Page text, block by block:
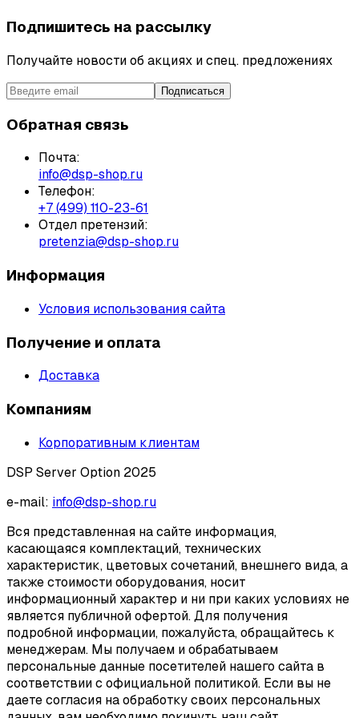
Подпишитесь на рассылку
Получайте новости об акциях и спец. предложениях
Подписаться
Обратная связь
Почта:
info@dsp-shop.ru
Телефон:
+7 (499) 110-23-61
Отдел претензий:
pretenzia@dsp-shop.ru
Информация
Условия использования сайта
Получение и оплата
Доставка
Компаниям
Корпоративным клиентам
DSP Server Option 2025
e-mail: info@dsp-shop.ru
Вся представленная на сайте информация,
касающаяся комплектаций, технических
характеристик, цветовых сочетаний, внешнего вида, а
также стоимости оборудования, носит
информационный характер и ни при каких условиях не
является публичной офертой. Для получения
подробной информации, пожалуйста, обращайтесь к
менеджерам. Мы получаем и обрабатываем
персональные данные посетителей нашего сайта в
соответствии с официальной политикой. Если вы не
даете согласия на обработку своих персональных